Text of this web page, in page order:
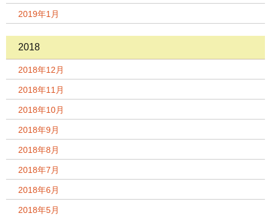
2019年1月
2018
2018年12月
2018年11月
2018年10月
2018年9月
2018年8月
2018年7月
2018年6月
2018年5月